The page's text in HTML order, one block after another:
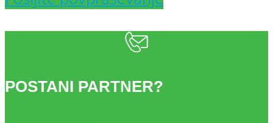
POSTANI PARTNER?